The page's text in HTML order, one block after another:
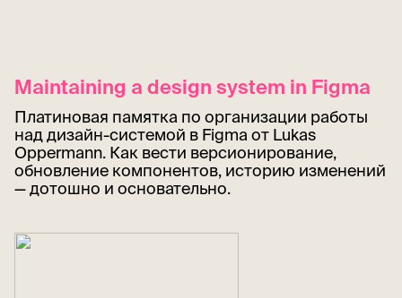
Maintaining a design system in Figma
Платиновая памятка по организации работы
над дизайн-системой в Figma от Lukas
Oppermann. Как вести версионирование,
обновление компонентов, историю изменений
— дотошно и основательно.